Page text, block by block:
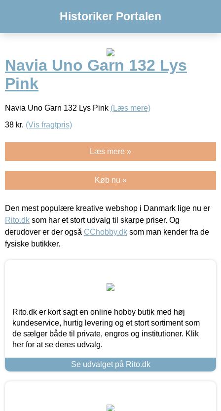
Historiker Portalen
Navia Uno Garn 132 Lys
Pink
Navia Uno Garn 132 Lys Pink (Læs mere)
38 kr. (Vis fragtpris)
Læs mere »
Køb nu »
Den mest populære kreative webshop i Danmark lige nu er
Rito.dk som har et stort udvalg til skarpe priser. Og
derudover er der også CChobby.dk som man kender fra de
fysiske butikker.
Rito.dk er kort sagt en online hobby butik med høj
kundeservice, hurtig levering og et stort sortiment som
de sælger både til private, engros og institutioner. Klik
her for at se deres udvalg.
Se udvalget på Rito.dk